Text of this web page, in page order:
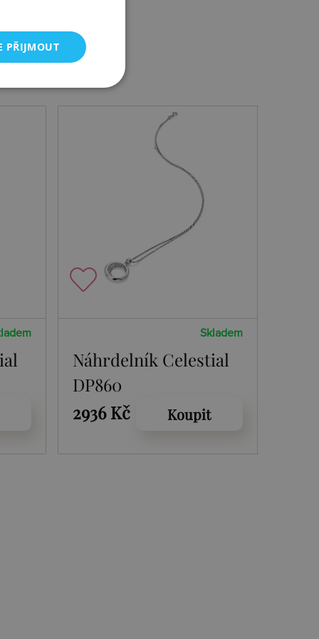
Skladem
Náhrdelník Celestial
DP860
2936 Kč
Koupit
PŘIJMOUT